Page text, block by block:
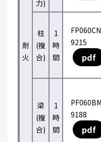
耐
火
力)
柱
(複
合)
1
時
間
9215
pdf
梁
(複
合)
1
時
間
9188
pdf